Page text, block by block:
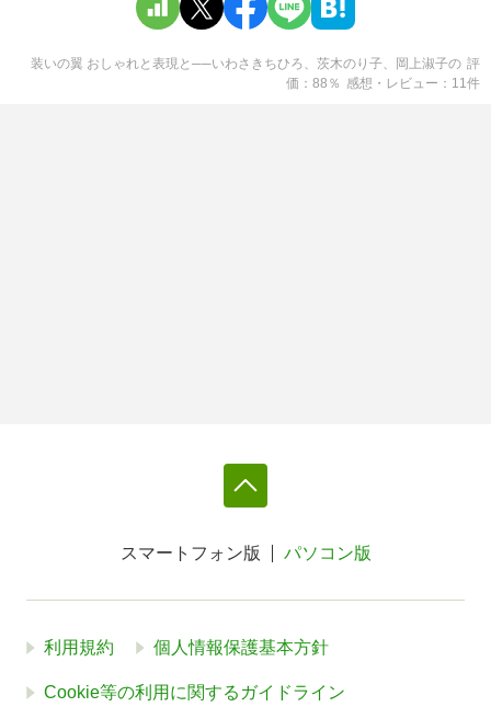
装いの翼 おしゃれと表現と──いわさきちひろ、茨木のり子、岡上淑子の 評
価
88 ％ 感想・レビュー 11件
スマートフォン版 パソコン版
利用規約 個人情報保護基本方針
Cookie等の利用に関するガイドライン